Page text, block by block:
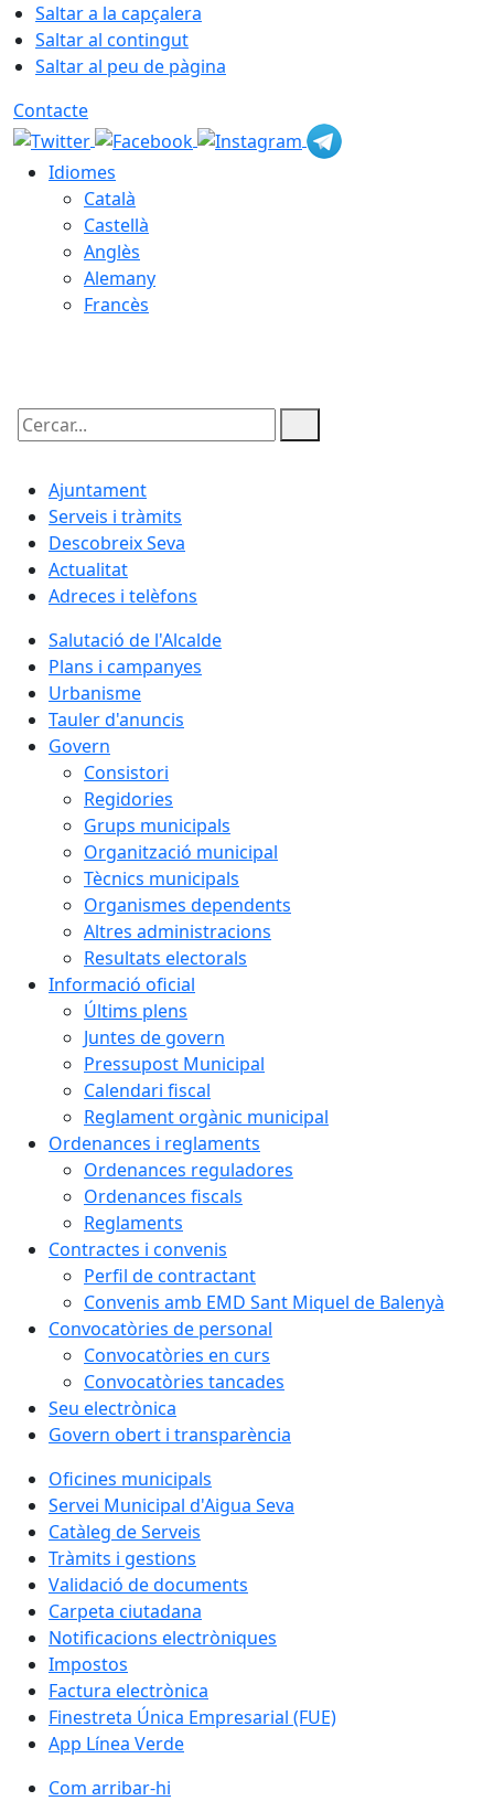
Saltar a la capçalera
Saltar al contingut
Saltar al peu de pàgina
Contacte
Idiomes
Català
Castellà
Anglès
Alemany
Francès
Cercar:
Ajuntament
Serveis i tràmits
Descobreix Seva
Actualitat
Adreces i telèfons
Salutació de l'Alcalde
Plans i campanyes
Urbanisme
Tauler d'anuncis
Govern
Consistori
Regidories
Grups municipals
Organització municipal
Tècnics municipals
Organismes dependents
Altres administracions
Resultats electorals
Informació oficial
Últims plens
Juntes de govern
Pressupost Municipal
Calendari fiscal
Reglament orgànic municipal
Ordenances i reglaments
Ordenances reguladores
Ordenances fiscals
Reglaments
Contractes i convenis
Perfil de contractant
Convenis amb EMD Sant Miquel de Balenyà
Convocatòries de personal
Convocatòries en curs
Convocatòries tancades
Seu electrònica
Govern obert i transparència
Oficines municipals
Servei Municipal d'Aigua Seva
Catàleg de Serveis
Tràmits i gestions
Validació de documents
Carpeta ciutadana
Notificacions electròniques
Impostos
Factura electrònica
Finestreta Única Empresarial (FUE)
App Línea Verde
Com arribar-hi